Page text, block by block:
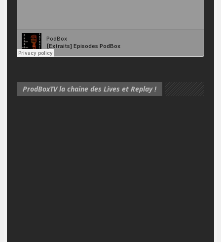
ProdBoxTV la chaine des Lives et Replay !